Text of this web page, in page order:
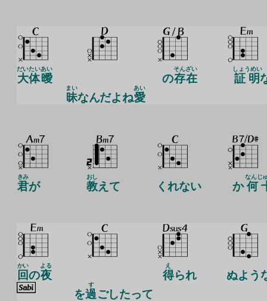
大体
だいたい
曖
あい
昧
まい
なんだよね愛
あい
の存
そん
在
ざい
証明
しょうめい
君
きみ
が 教
おし
えて くれない か何
なんじ
回
かい
の夜
よる
を過
す
ごしたって
得
え
られ ぬよう